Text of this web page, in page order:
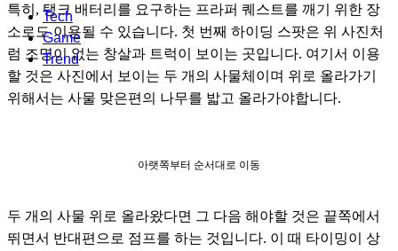
Tech
Game
Trend
특히, 탱크 배터리를 요구하는 프라퍼 퀘스트를 깨기 위한 장
소로도 이용될 수 있습니다. 첫 번째 하이딩 스팟은 위 사진처
럼 조명이 없는 창살과 트럭이 보이는 곳입니다. 여기서 이용
할 것은 사진에서 보이는 두 개의 사물체이며 위로 올라가기
위해서는 사물 맞은편의 나무를 밟고 올라가야합니다.
아랫쪽부터 순서대로 이동
두 개의 사물 위로 올라왔다면 그 다음 해야할 것은 끝쪽에서
뛰면서 반대편으로 점프를 하는 것입니다. 이 때 타이밍이 상